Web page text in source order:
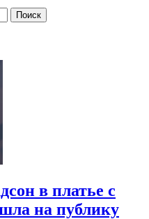
в платье с
на публику